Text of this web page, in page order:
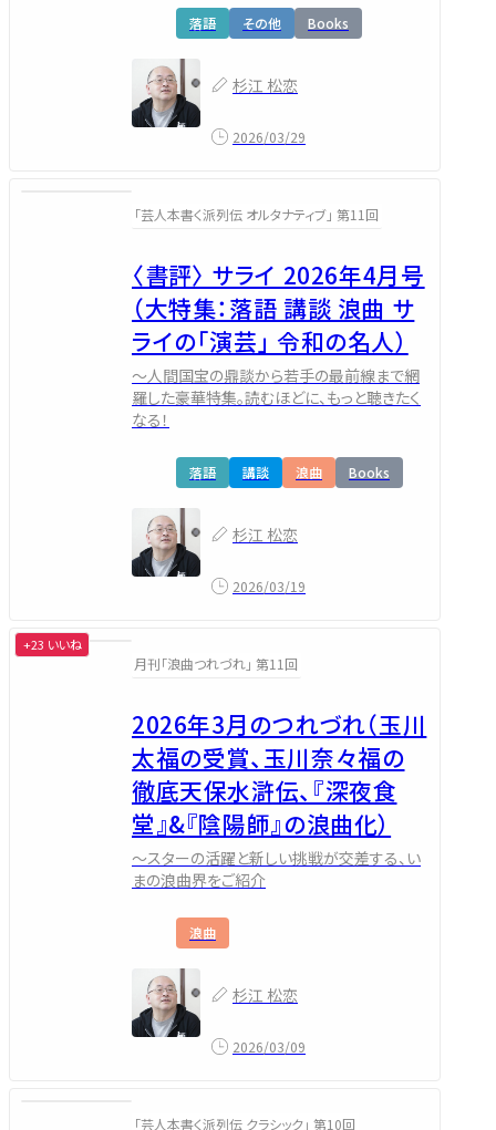
落語 その他 Books
杉江 松恋
2026/03/29
「芸人本書く派列伝 オルタナティブ」 第11回
〈書評〉 サライ 2026年4月号
（大特集：落語 講談 浪曲 サ
ライの「演芸」 令和の名人）
～人間国宝の鼎談から若手の最前線まで網
羅した豪華特集。読むほどに、もっと聴きたく
なる！
落語 講談 浪曲 Books
杉江 松恋
2026/03/19
月刊「浪曲つれづれ」 第11回
2026年3月のつれづれ（玉川
太福の受賞、玉川奈々福の
徹底天保水滸伝、『深夜食
堂』&『陰陽師』の浪曲化）
～スターの活躍と新しい挑戦が交差する、い
まの浪曲界をご紹介
浪曲
杉江 松恋
2026/03/09
+23 いいね
「芸人本書く派列伝 クラシック」 第10回